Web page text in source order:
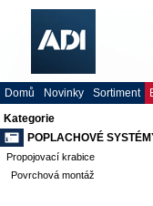
Domů Novinky Sortiment
Kategorie
POPLACHOVÉ
Propojovací krabice
Povrchová montáž